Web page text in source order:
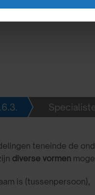
teneinde de
diverse vormen
is (tussenpersoon),